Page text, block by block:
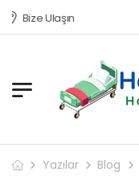
Bize Ulaşın
Yazılar Blog